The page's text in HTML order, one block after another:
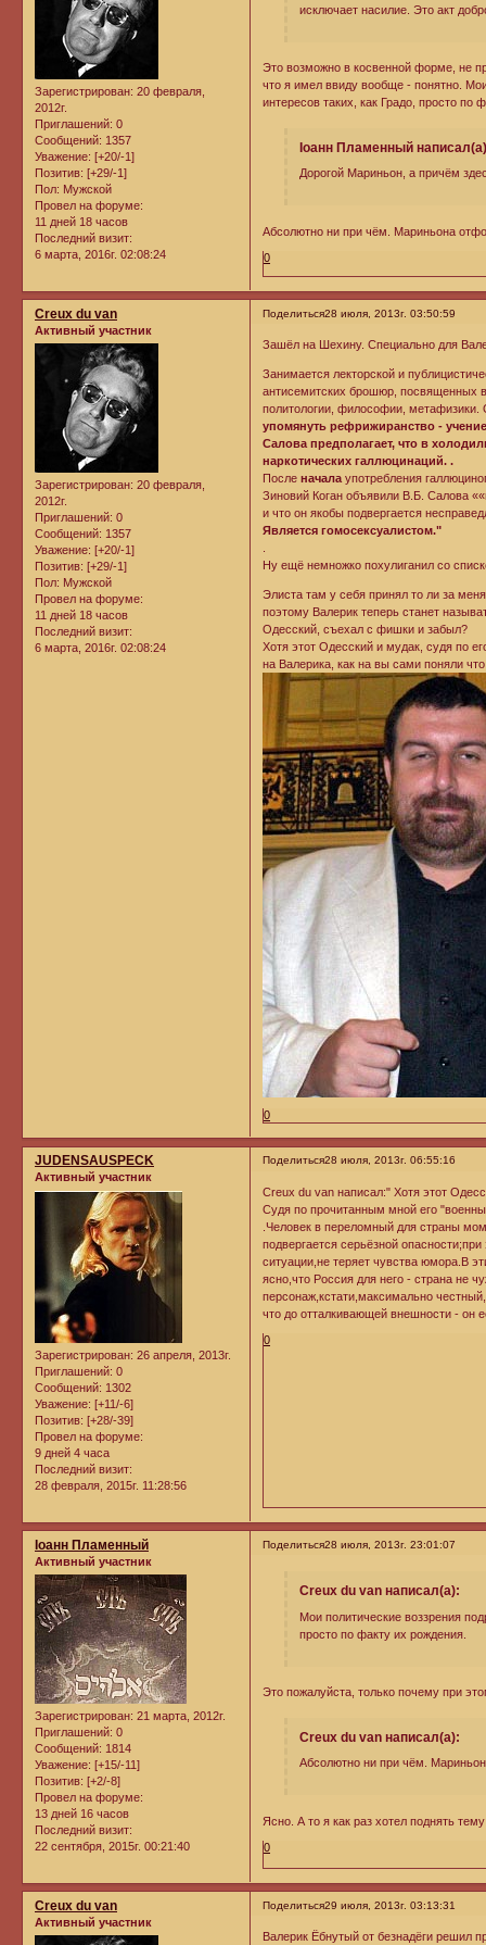
Зарегистрирован: 20 февраля,
2012г.
Приглашений: 0
Сообщений: 1357
Уважение: [+20/-1]
Позитив: [+29/-1]
Пол: Мужской
Провел на форуме:
11 дней 18 часов
Последний визит:
6 марта, 2016г. 02:08:24
исключает насилие. Это акт
Это возможно в косвенной форме, не
что я имел ввиду вообще - понятно.
интересов таких, как Градо, просто по
Iоанн Пламенный
Дорогой Мариньон, а причём
Абсолютно ни при чём. Мариньона
0
Поделиться28 июля, 2013г. 03:50:59
Creux du van
Активный участник
Зарегистрирован: 20 февраля,
2012г.
Приглашений: 0
Сообщений: 1357
Уважение: [+20/-1]
Позитив: [+29/-1]
Пол: Мужской
Провел на форуме:
11 дней 18 часов
Последний визит:
6 марта, 2016г. 02:08:24
Зашёл на Шехину. Специально для
Занимается лекторской и
антисемитских брошюр, посвященных
политологии, философии, метафизики.
упомянуть рефрижиранство -
Салова предполагает, что в
наркотических галлюцинаций. .
Посленачала употребления
Зиновий Коган объявили В.Б. Салова
и что он якобы подвергается
Является гомосексуалистом."
Ну ещё немножко похулиганил со
Элиста там у себя принял то ли за
поэтому Валерик теперь станет
Одесский, съехал с фишки и забыл?
Хотя этот Одесский и мудак, судя по
на Валерика, как на вы сами поняли
0
Поделиться28 июля, 2013г. 06:55:16
JUDENSAUSPECK
Активный участник
Зарегистрирован: 26 апреля, 2013г.
Приглашений: 0
Сообщений: 1302
Уважение: [+11/-6]
Позитив: [+28/-39]
Провел на форуме:
9 дней 4 часа
Последний визит:
28 февраля, 2015г. 11:28:56
Creux du van написал:" Хотя этот
Судя по прочитанным мной его
.Человек в переломный для страны
подвергается серьёзной
ситуации,не теряет чувства юмора.В
ясно,что Россия для него - страна не
персонаж,кстати,максимально
что до отталкивающей внешности - он
0
Поделиться28 июля, 2013г. 23:01:07
Iоанн Пламенный
Активный участник
Зарегистрирован: 21 марта, 2012г.
Приглашений: 0
Сообщений: 1814
Уважение: [+15/-11]
Позитив: [+2/-8]
Провел на форуме:
13 дней 16 часов
Последний визит:
22 сентября, 2015г. 00:21:40
Creux du van написал(а):
Мои политические воззрения
просто по факту их рождения.
Это пожалуйста, только почему при
Creux du van написал(а):
Абсолютно ни при чём.
Ясно. А то я как раз хотел поднять
0
Поделиться29 июля, 2013г. 03:13:31
Creux du van
Активный участник
Валерик Ёбнутый от безнадёги решил